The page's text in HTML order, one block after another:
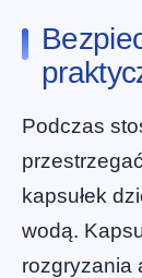
Podczas
kapsułek
wodą.
rozgryzania